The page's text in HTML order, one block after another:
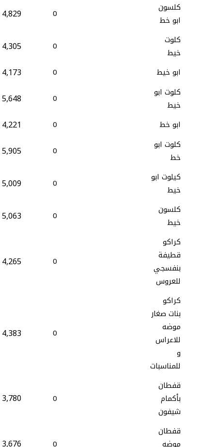
كلسون
ابو خط
0
4,829
كلوت
خيط
0
4,305
ابو خيط 0
4,173
كلوت ابو
خيط
0
5,648
ابو خط 0
4,221
كلوت ابو
خط
0
5,905
كيلوت ابو
خيط
0
5,009
كلسون
خيط
0
5,063
كراكو
قطيفة
بنفسجي
للعروس
0
4,265
كراكو
بنات صغار
موضه
للاعراس
و
للمناسبات
0
4,383
قفطان
بأكمام
شيفون
0
3,780
قفطان
موضه
0
3,676